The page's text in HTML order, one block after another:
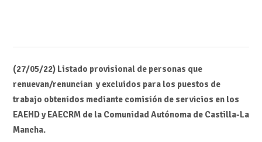
(27/05/22) Listado provisional de personas que
renuevan/renuncian y excluidos para los puestos de
trabajo obtenidos mediante comisión de servicios en los
EAEHD y EAECRM de la Comunidad Autónoma de Castilla-La
Mancha.